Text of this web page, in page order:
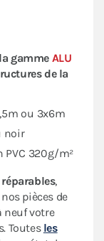
gamme ALU
de la
ou 3x6m
noir
PVC 320g/m²
,
pièces de
neuf votre
Toutes les